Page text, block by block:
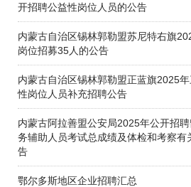
开招聘公益性岗位人员的公告
内蒙古自治区锡林郭勒盟苏尼特右旗
岗位招募35人的公告
内蒙古自治区锡林郭勒盟正蓝旗2025
性岗位人员补充招聘公告
内蒙古阿拉善盟公安局2025年公开招
务辅助人员考试总成绩及体检和考察有
告
鄂尔多斯地区企业招聘汇总